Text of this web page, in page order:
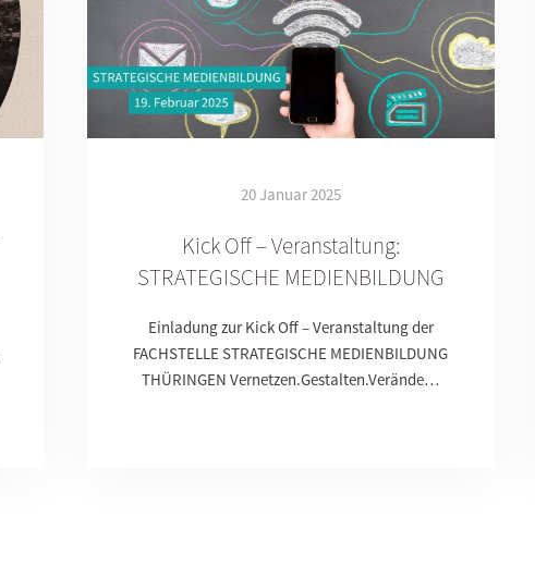
20 Januar 2025
Kick Off – Veranstaltung:
STRATEGISCHE MEDIENBILDUNG
Einladung zur Kick Off – Veranstaltung der
FACHSTELLE STRATEGISCHE MEDIENBILDUNG
THÜRINGEN Vernetzen.Gestalten.Verände…